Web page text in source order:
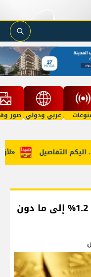
عربي ودولي صور
«لأوّل التفاصيل
أسعار الذهب تراجعت بنسبة 1.2% إلى ما دون